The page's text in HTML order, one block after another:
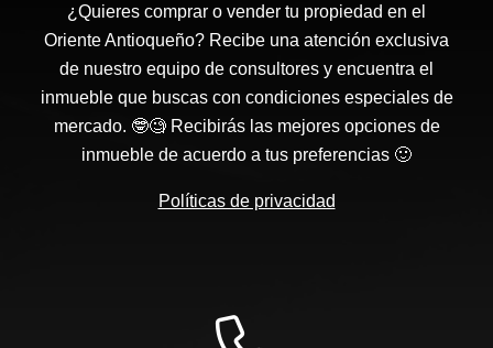
¿Quieres comprar o vender tu propiedad en el
Oriente Antioqueño? Recibe una atención exclusiva
de nuestro equipo de consultores y encuentra el
inmueble que buscas con condiciones especiales de
mercado. 🤓🧐 Recibirás las mejores opciones de
inmueble de acuerdo a tus preferencias 🙂
Políticas de privacidad